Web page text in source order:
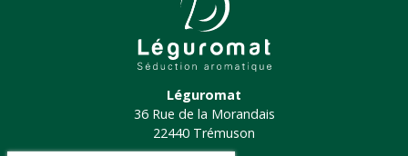
Léguromat
36 Rue de la Morandais
22440 Trémuson